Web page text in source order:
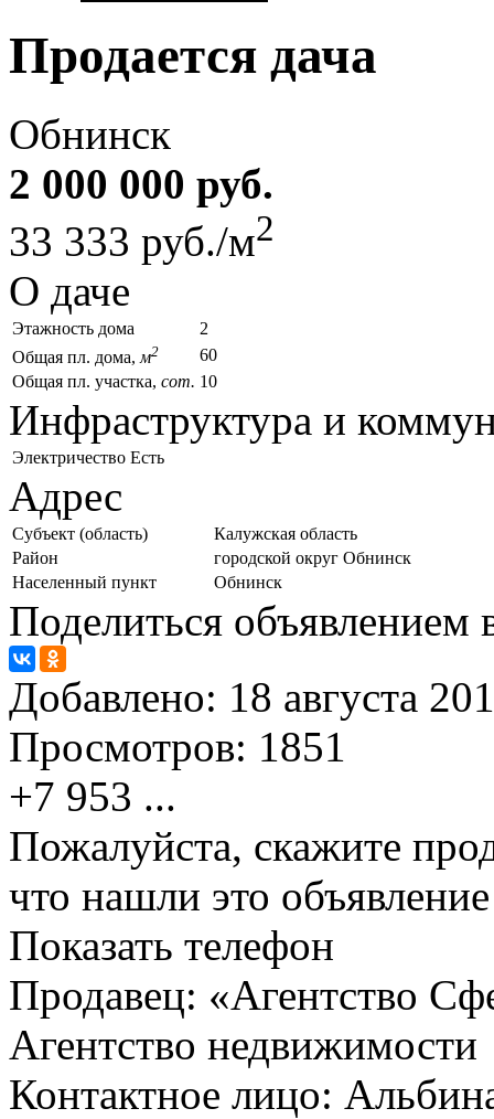
Продается дача
Обнинск
2 000 000 руб.
33 333 руб./м2
О даче
Этажность дома
2
Общая пл. дома, м2
60
Общая пл. участка, сот. 10
Инфраструктура и
Электричество Есть
Адрес
Субъект (область)
Калужская область
Район
городской округ Обнинск
Населенный пункт
Обнинск
Поделиться объявлением
Добавлено: 18 августа
Просмотров: 1851
+7 953 ...
Пожалуйста, скажите
что нашли это
Показать телефон
Продавец: «Агентство
Агентство недвижимости
Контактное лицо: